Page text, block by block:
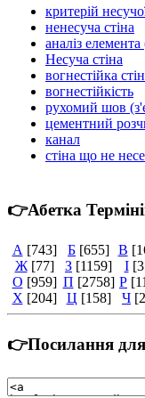
критерій
ненесуча стіна
аналіз
Несуча стіна
вогнестійка
вогнестійкість
рухомий шов
цементний
канал
стіна що не
👉Абетка
А [743] Б [655] В
Ж [77] З [1159] І
О [959] П [2758] Р
Х [204] Ц [158] Ч
👉Посилання